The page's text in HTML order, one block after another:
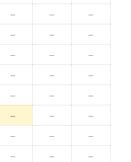
– –
–
– – –
– –
–
– – –
– –
–
– – –
– –
–
– – –